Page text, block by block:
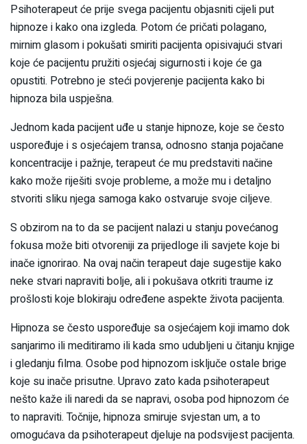
Psihoterapeut će prije svega pacijentu objasniti cijeli put
hipnoze i kako ona izgleda. Potom će pričati polagano,
mirnim glasom i pokušati smiriti pacijenta opisivajući stvari
koje će pacijentu pružiti osjećaj sigurnosti i koje će ga
opustiti. Potrebno je steći povjerenje pacijenta kako bi
hipnoza bila uspješna.
Jednom kada pacijent uđe u stanje hipnoze, koje se često
uspoređuje i s osjećajem transa, odnosno stanja pojačane
koncentracije i pažnje, terapeut će mu predstaviti načine
kako može riješiti svoje probleme, a može mu i detaljno
stvoriti sliku njega samoga kako ostvaruje svoje ciljeve.
S obzirom na to da se pacijent nalazi u stanju povećanog
fokusa može biti otvoreniji za prijedloge ili savjete koje bi
inače ignorirao. Na ovaj način terapeut daje sugestije kako
neke stvari napraviti bolje, ali i pokušava otkriti traume iz
prošlosti koje blokiraju određene aspekte života pacijenta.
Hipnoza se često uspoređuje sa osjećajem koji imamo dok
sanjarimo ili meditiramo ili kada smo udubljeni u čitanju knjige
i gledanju filma. Osobe pod hipnozom isključe ostale brige
koje su inače prisutne. Upravo zato kada psihoterapeut
nešto kaže ili naredi da se napravi, osoba pod hipnozom će
to napraviti. Točnije, hipnoza smiruje svjestan um, a to
omogućava da psihoterapeut djeluje na podsvijest pacijenta.